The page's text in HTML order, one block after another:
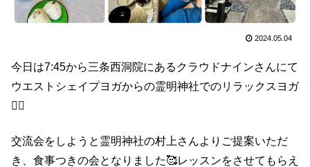
2024.05.04
今日は7:45から三条西洞院にあるクラウドナインさんにて
ウエストシェイプヨガからの霊明神社でのリラックスヨガ
🧘‍♀️
交流会をしようと霊明神社の村上さんよりご提案いただ
き、食事つきの会となりました🥰レッスンをさせてもらえ